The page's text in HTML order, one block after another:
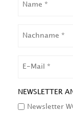
NEWSLETTER
Newsletter